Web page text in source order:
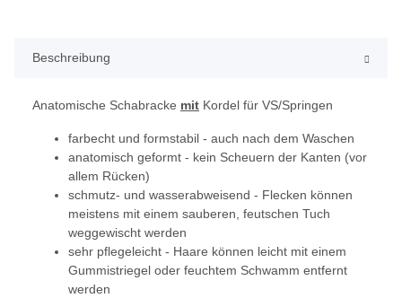
Beschreibung
Anatomische Schabracke mit Kordel für VS/Springen
farbecht und formstabil - auch nach dem Waschen
anatomisch geformt - kein Scheuern der Kanten (vor
allem Rücken)
schmutz- und wasserabweisend - Flecken können
meistens mit einem sauberen, feutschen Tuch
weggewischt werden
sehr pflegeleicht - Haare können leicht mit einem
Gummistriegel oder feuchtem Schwamm entfernt
werden